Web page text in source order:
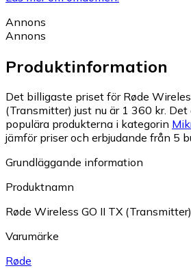
Annons
Annons
Produktinformation
Det billigaste priset för Røde
(Transmitter) just nu är 1 360 kr. Det
populära produkterna i kategorin
jämför priser och erbjudande från 5
Grundläggande information
Produktnamn
Røde Wireless GO II TX (Transmitter)
Varumärke
Røde